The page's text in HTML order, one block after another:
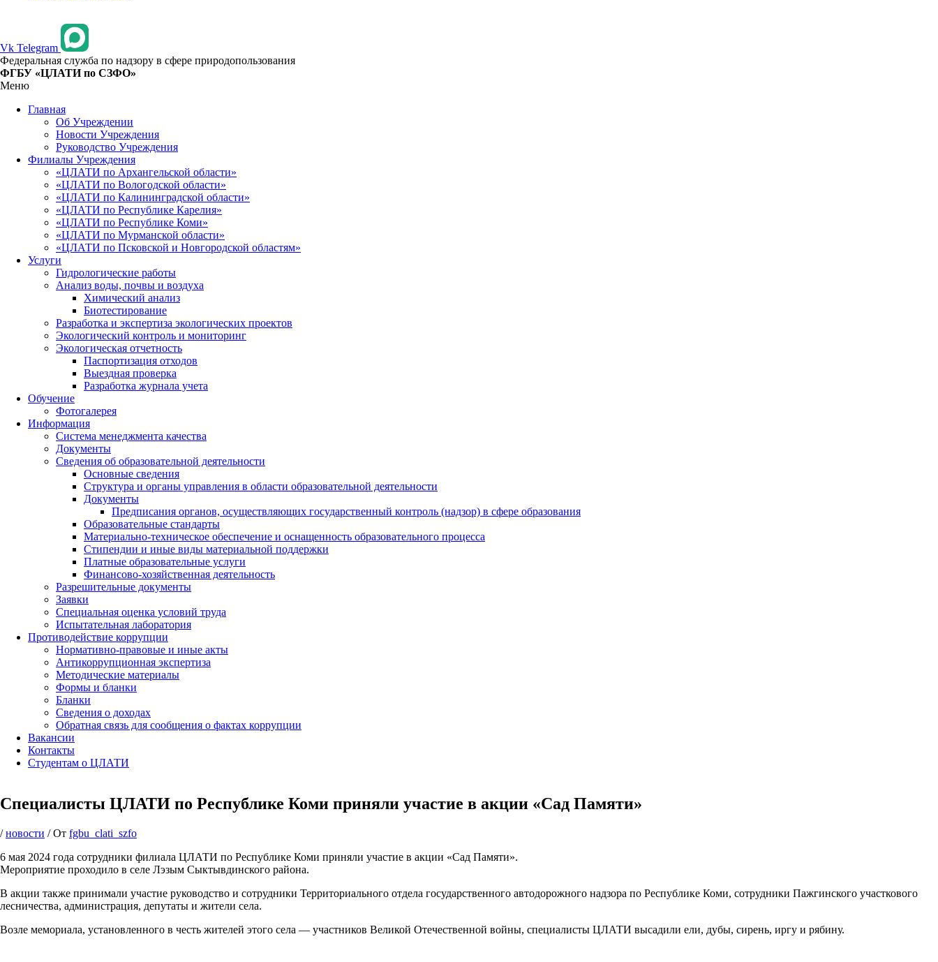
Vk Telegram
Федеральная служба по надзору в сфере природопользования
ФГБУ «ЦЛАТИ по СЗФО»
Меню
Главная
Об Учреждении
Новости Учреждения
Руководство Учреждения
Филиалы Учреждения
«ЦЛАТИ по Архангельской области»
«ЦЛАТИ по Вологодской области»
«ЦЛАТИ по Калининградской области»
«ЦЛАТИ по Республике Карелия»
«ЦЛАТИ по Республике Коми»
«ЦЛАТИ по Мурманской области»
«ЦЛАТИ по Псковской и Новгородской областям»
Услуги
Гидрологические работы
Анализ воды, почвы и воздуха
Химический анализ
Биотестирование
Разработка и экспертиза экологических проектов
Экологический контроль и мониторинг
Экологическая отчетность
Паспортизация отходов
Выездная проверка
Разработка журнала учета
Обучение
Фотогалерея
Информация
Система менеджмента качества
Документы
Сведения об образовательной деятельности
Основные сведения
Структура и органы управления в области образовательной деятельности
Документы
Предписания органов, осуществляющих государственный контроль (надзор) в сфере образования
Образовательные стандарты
Материально-техническое обеспечение и оснащенность образовательного процесса
Стипендии и иные виды материальной поддержки
Платные образовательные услуги
Финансово-хозяйственная деятельность
Разрешительные документы
Заявки
Специальная оценка условий труда
Испытательная лаборатория
Противодействие коррупции
Нормативно-правовые и иные акты
Антикоррупционная экспертиза
Методические материалы
Формы и бланки
Бланки
Сведения о доходах
Обратная связь для сообщения о фактах коррупции
Вакансии
Контакты
Студентам о ЦЛАТИ
Специалисты ЦЛАТИ по Республике Коми приняли участие в акции «Сад Памяти»
/новости / От fgbu_clati_szfo
6 мая 2024 года сотрудники филиала ЦЛАТИ по Республике Коми приняли участие в акции «Сад Памяти».
Мероприятие проходило в селе Лэзым Сыктывдинского района.
В акции также принимали участие руководство и сотрудники Территориального отдела государственного автодорожного надзора по Республике Коми, сотрудники Пажгинского участкового
лесничества, администрация, депутаты и жители села.
Возле мемориала, установленного в честь жителей этого села — участников Великой Отечественной войны, специалисты ЦЛАТИ высадили ели, дубы, сирень, иргу и рябину.